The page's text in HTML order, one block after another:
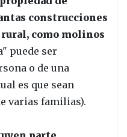
construcciones
como molinos
puede ser
o de una
es que sean
varias familias).